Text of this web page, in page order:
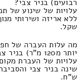
רבועים) בניר צבי?
עלויות של שינוע של
שקל.
יותר מ120 מ"ר) בניר צבי והסביבה?
עלויות של העברת
ש"ח.